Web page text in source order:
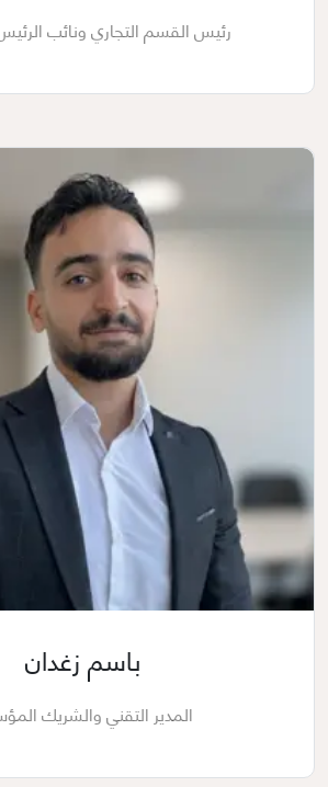
رئيس القسم التجاري ونائب
باسم زغدان
المدير التقني والشريك